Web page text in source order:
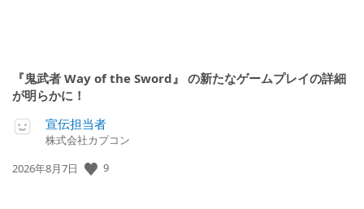
『鬼武者 Way of the Sword』 の新たなゲームプレイの詳細
が明らかに！
宣伝担当者
株式会社カプコン
公
2026年8月7日 9